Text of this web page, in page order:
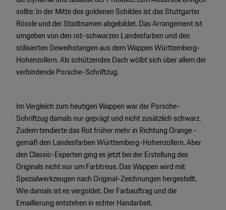
sollte: In der Mitte des goldenen Schildes ist das Stuttgarter
Rössle und der Stadtnamen abgebildet. Das Arrangement ist
umgeben von den rot-schwarzen Landesfarben und den
stilisierten Geweihstangen aus dem Wappen Württemberg-
Hohenzollern. Als schützendes Dach wölbt sich über allem der
verbindende Porsche-Schriftzug.
Im Vergleich zum heutigen Wappen war der Porsche-
Schriftzug damals nur geprägt und nicht zusätzlich schwarz.
Zudem tendierte das Rot früher mehr in Richtung Orange -
gemäß den Landesfarben Württemberg-Hohenzollern. Aber
den Classic-Experten ging es jetzt bei der Erstellung des
Originals nicht nur um Farbtreue. Das Wappen wird mit
Spezialwerkzeugen nach Original-Zeichnungen hergestellt.
Wie damals ist es vergoldet. Der Farbauftrag und die
Emaillierung entstehen in echter Handarbeit.